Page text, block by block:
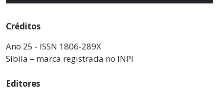
Créditos
Ano 25 - ISSN 1806-289X
Sibila – marca registrada no INPI
Editores